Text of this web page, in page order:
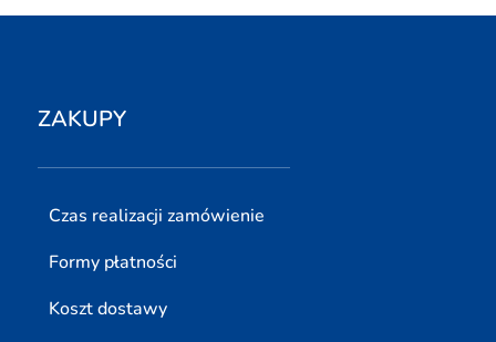
ZAKUPY
Czas realizacji zamówienie
Formy płatności
Koszt dostawy